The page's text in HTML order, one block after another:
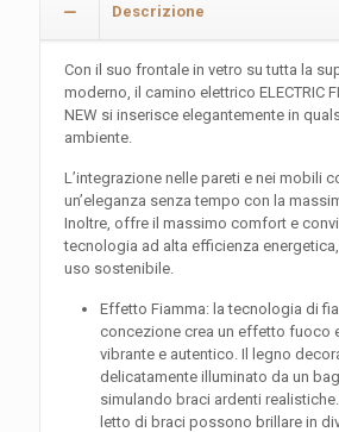
quantità
Descrizione
Con il suo frontale in vetro su tutta la
moderno, il camino elettrico ELECTRIC
NEW si inserisce elegantemente in
ambiente.
L’integrazione nelle pareti e nei mobili
un’eleganza senza tempo con la
Inoltre, offre il massimo comfort e
tecnologia ad alta efficienza
uso sostenibile.
Effetto Fiamma: la tecnologia di
concezione crea un effetto fuoco
vibrante e autentico. Il legno
delicatamente illuminato da un
simulando braci ardenti realistiche.
letto di braci possono brillare in